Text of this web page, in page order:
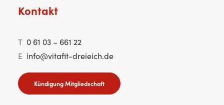
Kontakt
T 0 61 03 – 661 22
E info@vitafit-dreieich.de
Kündigung Mitgliedschaft